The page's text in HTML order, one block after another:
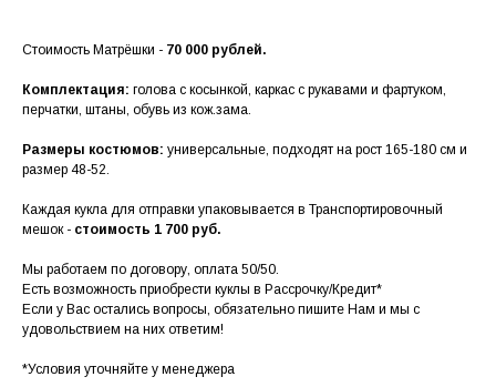
Стоимость Матрёшки - 70 000 рублей.
Комплектация: голова с косынкой, каркас с рукавами и фартуком,
перчатки, штаны, обувь из кож.зама.
Размеры костюмов: универсальные, подходят на рост 165-180 см и
размер 48-52.
Каждая кукла для отправки упаковывается в Транспортировочный
мешок - стоимость 1 700 руб.
Мы работаем по договору, оплата 50/50.
Есть возможность приобрести куклы в Рассрочку/Кредит*
Если у Вас остались вопросы, обязательно пишите Нам и мы с
удовольствием на них ответим!
*Условия уточняйте у менеджера